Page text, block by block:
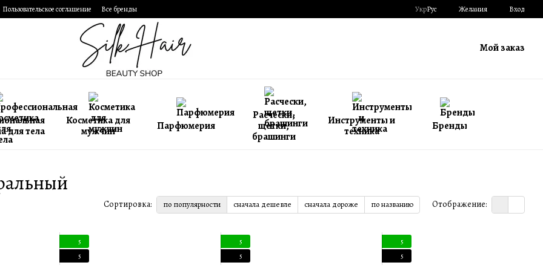
Пользовательское соглашение Все бренды УкрРус Желания Вход
Мой заказ
для тела
Косметика для
мужчин
Парфюмерия
Расчески,
щетки,
брашинги
Инструменты и
техника
Бренды
Сортировка: по популярности сначала дешевле сначала дороже по названию Отображение:
5
5
5
5
5
5